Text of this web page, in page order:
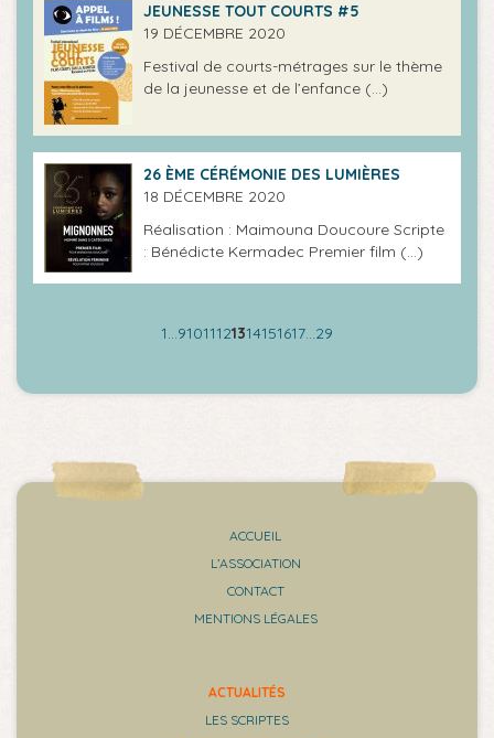
JEUNESSE TOUT COURTS #5
19 DÉCEMBRE 2020
Festival de courts-métrages sur le thème
de la jeunesse et de l’enfance (…)
26 ÈME CÉRÉMONIE DES LUMIÈRES
18 DÉCEMBRE 2020
Réalisation : Maimouna Doucoure Scripte
: Bénédicte Kermadec Premier film (…)
1…91011121314151617…29
ACCUEIL
L’ASSOCIATION
CONTACT
MENTIONS LÉGALES
ACTUALITÉS
LES SCRIPTES